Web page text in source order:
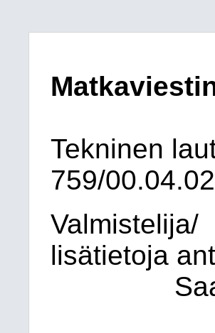
Tekninen
759/
Valmistelija/
lisätietoja